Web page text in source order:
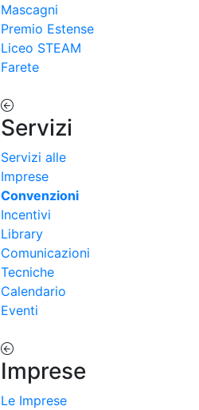
Mascagni
Premio Estense
Liceo STEAM
Farete
Servizi
Servizi alle
Imprese
Convenzioni
Incentivi
Library
Comunicazioni
Tecniche
Calendario
Eventi
Imprese
Le Imprese